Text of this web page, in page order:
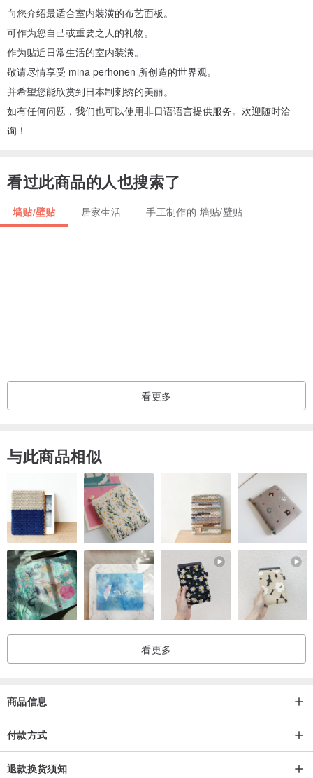
向您介绍最适合室内装潢的布艺面板。
可作为您自己或重要之人的礼物。
作为贴近日常生活的室内装潢。
敬请尽情享受 mina perhonen 所创造的世界观。
并希望您能欣赏到日本制刺绣的美丽。
如有任何问题，我们也可以使用非日语语言提供服务。欢迎随时洽
询！
看过此商品的人也搜索了
墙贴/壁贴 居家生活 手工制作的 墙贴/壁贴
看更多
与此商品相似
看更多
商品信息
付款方式
退款换货须知